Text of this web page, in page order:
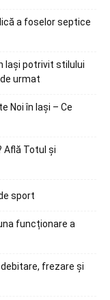
a foselor septice
Iași potrivit stilului
urmat
Noi în Iași – Ce
Află Totul și
sport
funcționare a
debitare, frezare și